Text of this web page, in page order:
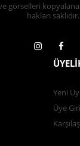
görselleri
hakları saklıdır.
Yeni
Üye